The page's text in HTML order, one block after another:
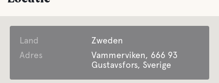
Toilet
Land
Zweden
Adres
Vammerviken, 666 93
Gustavsfors, Sverige